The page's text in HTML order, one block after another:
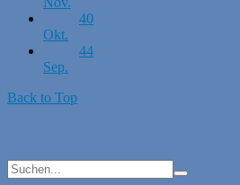
40
Okt.
44
Sep.
Back to Top